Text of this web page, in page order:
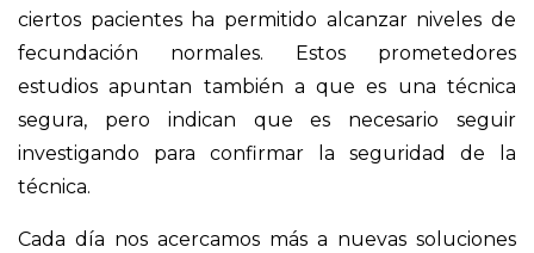
ciertos pacientes ha permitido alcanzar niveles de
fecundación normales. Estos prometedores
estudios apuntan también a que es una técnica
segura, pero indican que es necesario seguir
investigando para confirmar la seguridad de la
técnica.
Cada día nos acercamos más a nuevas soluciones